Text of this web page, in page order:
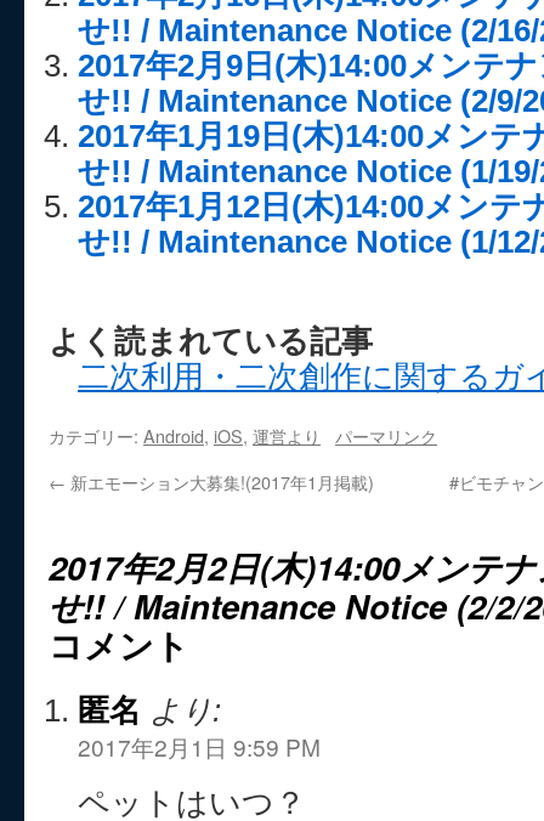
せ!! / Maintenance Notice (2/16/
2017年2月9日(木)14:00メンテ
せ!! / Maintenance Notice (2/9/
2017年1月19日(木)14:00メンテ
せ!! / Maintenance Notice (1/19/
2017年1月12日(木)14:00メンテ
せ!! / Maintenance Notice (1/12/
よく読まれている記事
二次利用・二次創作に関するガ
カテゴリー: Android, iOS, 運営より
パーマリンク
← 新エモーション大募集!(2017年1月掲載) #ビモチャ
2017年2月2日(木)14:00メンテ
せ!! / Maintenance Notice (2/2/
コメント
匿名 より:
2017年2月1日 9:59 PM
ペットはいつ？